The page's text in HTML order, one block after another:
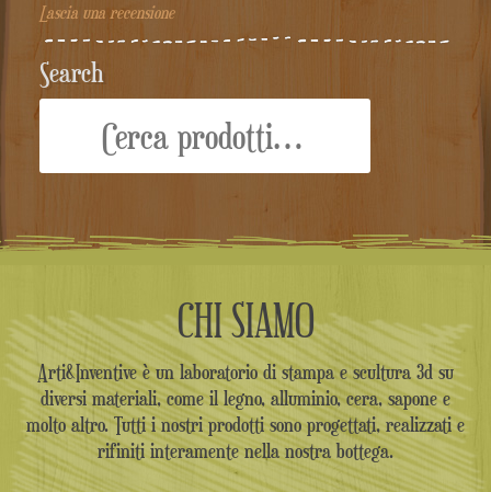
Lascia una recensione
Search
CHI SIAMO
Arti&Inventive è un laboratorio di stampa e scultura 3d su
diversi materiali, come il legno, alluminio, cera, sapone e
molto altro. Tutti i nostri prodotti sono progettati, realizzati e
rifiniti interamente nella nostra bottega.